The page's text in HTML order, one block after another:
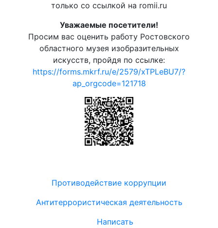
только со ссылкой на romii.ru
Уважаемые посетители!
Просим вас оценить работу Ростовского
областного музея изобразительных
искусств, пройдя по ссылке:
https://forms.mkrf.ru/e/2579/xTPLeBU7/?
ap_orgcode=121718
Противодействие коррупции
Антитеррористическая деятельность
Написать